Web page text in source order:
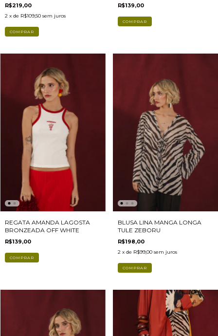
R$219,00
2 x de R$109,50 sem juros
COMPRAR
R$139,00
COMPRAR
REGATA AMANDA LAGOSTA
BRONZEADA OFF WHITE
R$139,00
COMPRAR
BLUSA LINA MANGA LONGA
TULE ZEBORU
R$198,00
2 x de R$99,00 sem juros
COMPRAR